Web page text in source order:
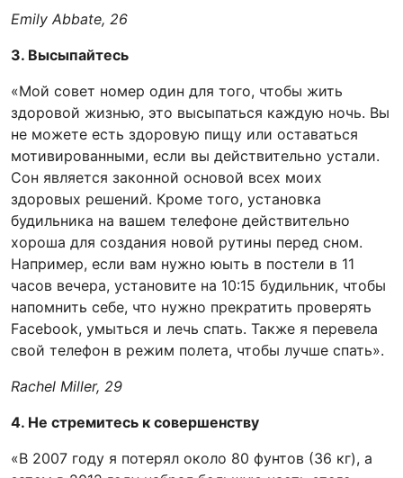
Emily Abbate, 26
3. Высыпайтесь
«Мой совет номер один для того, чтобы жить
здоровой жизнью, это высыпаться каждую ночь. Вы
не можете есть здоровую пищу или оставаться
мотивированными, если вы действительно устали.
Сон является законной основой всех моих
здоровых решений. Кроме того, установка
будильника на вашем телефоне действительно
хороша для создания новой рутины перед сном.
Например, если вам нужно юыть в постели в 11
часов вечера, установите на 10:15 будильник, чтобы
напомнить себе, что нужно прекратить проверять
Facebook, умыться и лечь спать. Также я перевела
свой телефон в режим полета, чтобы лучше спать».
Rachel Miller, 29
4. Не стремитесь к совершенству
«В 2007 году я потерял около 80 фунтов (36 кг), а